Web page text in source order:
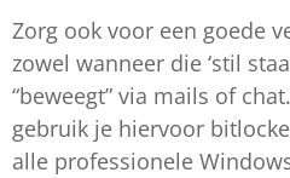
Zorg ook voor een goede
zowel wanneer die ‘stil
“beweegt” via mails of
gebruik je hiervoor
alle professionele